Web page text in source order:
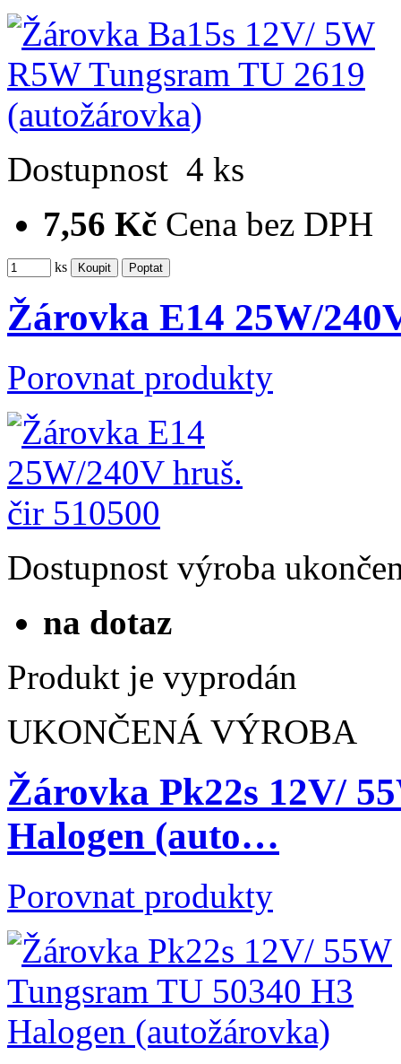
Dostupnost 4 ks
7,56 Kč Cena bez DPH
ks
Žárovka E14 25W/
Porovnat produkty
Dostupnost výroba
na dotaz
Produkt je vyprodán
UKONČENÁ VÝROBA
Žárovka Pk22s 12V/
Halogen (auto…
Porovnat produkty